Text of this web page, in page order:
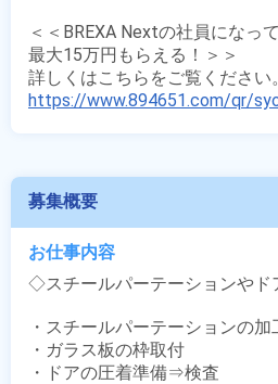
＜＜BREXA Nextの社員になっ
最大15万円もらえる！＞＞
https://www.894651.com/qr/
募集概要
お仕事内容
◇スチールパーテーションや
・スチールパーテーションの
・ガラス板の枠取付
・ドアの圧着準備⇒検査